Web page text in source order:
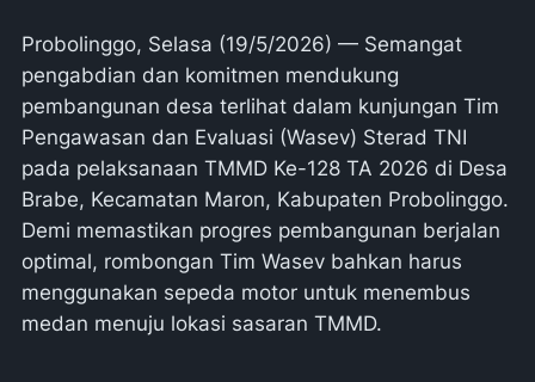
Probolinggo, Selasa (19/5/2026) — Semangat
pengabdian dan komitmen mendukung
pembangunan desa terlihat dalam kunjungan Tim
Pengawasan dan Evaluasi (Wasev) Sterad TNI
pada pelaksanaan TMMD Ke-128 TA 2026 di Desa
Brabe, Kecamatan Maron, Kabupaten Probolinggo.
Demi memastikan progres pembangunan berjalan
optimal, rombongan Tim Wasev bahkan harus
menggunakan sepeda motor untuk menembus
medan menuju lokasi sasaran TMMD.